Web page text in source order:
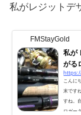
私がレジットデ
FMStayGold
私が
がる
こんに
末です
すね。
ロガー